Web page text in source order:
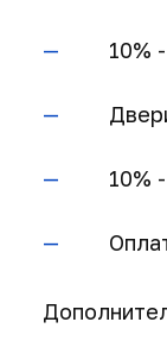
10%
10%